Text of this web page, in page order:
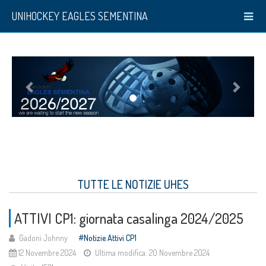
UNIHOCKEY EAGLES SEMENTINA
TUTTE LE NOTIZIE UHES
ATTIVI CP1: giornata casalinga 2024/2025
Gadoni Johnny
Notizie Attivi CP1
12 Novembre 2024
Ultima modifica: 20 Novembre 2024